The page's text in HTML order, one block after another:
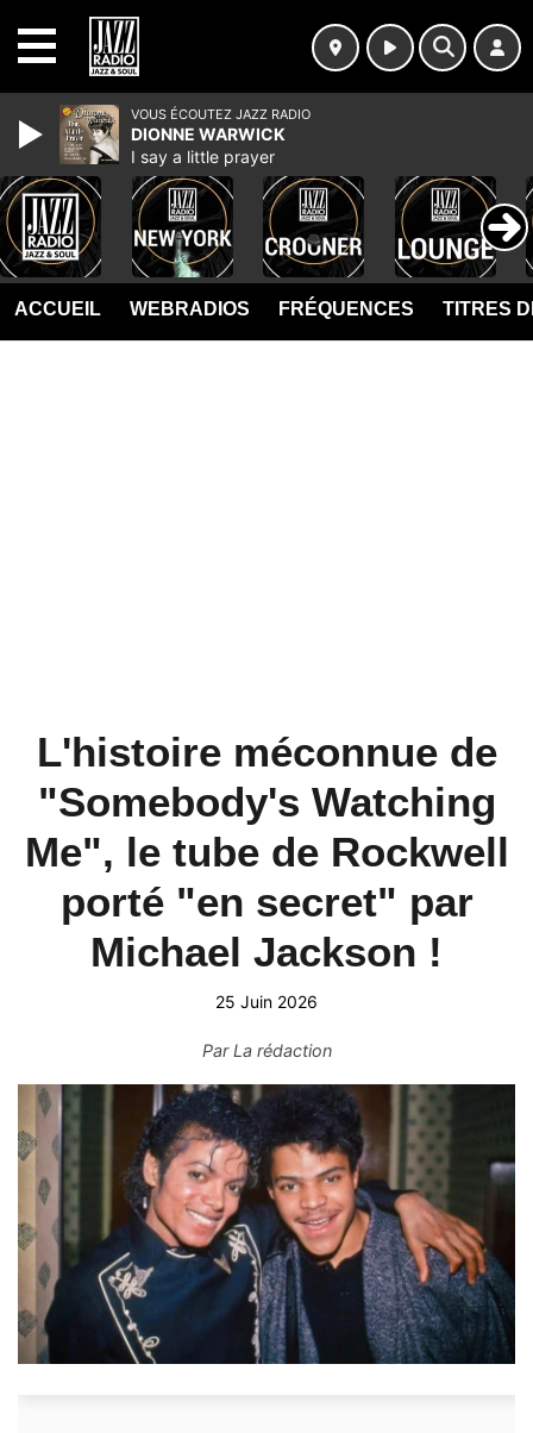
ACCUEIL WEBRADIOS FRÉQUENCES TITRES
L'histoire méconnue de
"Somebody's Watching
Me", le tube de Rockwell
porté "en secret" par
Michael Jackson !
25 Juin 2026
ParLa rédaction
VOUS ÉCOUTEZ JAZZ RADIO
DIONNE WARWICK
I say a little prayer